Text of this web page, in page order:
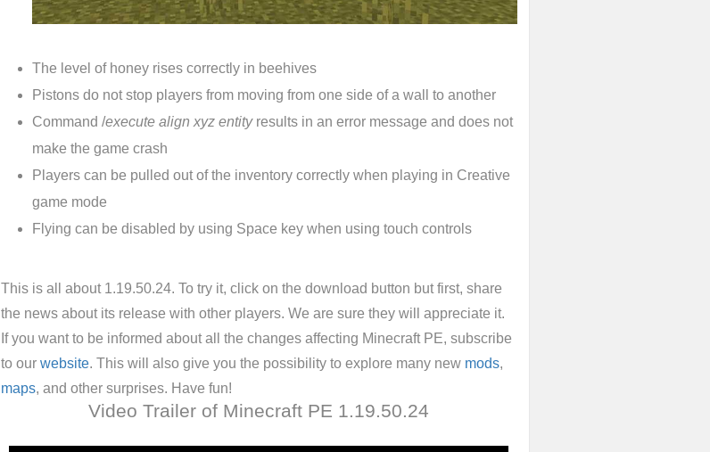
The level of honey rises correctly in beehives
Pistons do not stop players from moving from one side of a wall to another
Command /execute align xyz entityresults in an error message and does not
make the game crash
Players can be pulled out of the inventory correctly when playing in Creative
game mode
Flying can be disabled by using Space key when using touch controls
This is all about 1.19.50.24. To try it, click on the download button but first, share
the news about its release with other players. We are sure they will appreciate it.
If you want to be informed about all the changes affecting Minecraft PE, subscribe
to our website. This will also give you the possibility to explore many new mods,
maps, and other surprises. Have fun!
Video Trailer of Minecraft PE 1.19.50.24